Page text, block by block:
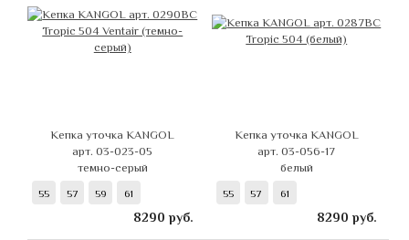
Кепка уточка KANGOL
арт. 03-023-05
темно-серый
55 57 59 61
8290 руб.
Кепка уточка KANGOL
арт. 03-056-17
белый
55 57 61
8290 руб.